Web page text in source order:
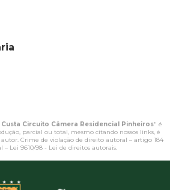
Custa Circuito Câmera Residencial Pinheiros" é
parcial ou total, mesmo citando nossos links, é
Crime de violação de direito autoral – artigo 184
– Lei 9610/98 - Lei de direitos autorais.